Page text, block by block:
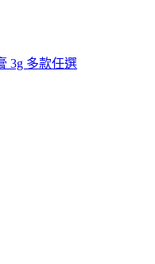
3g 多款任選